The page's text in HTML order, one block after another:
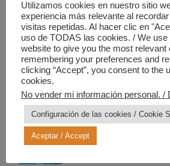
Empresa con evolución
24 noviembre 2019
Entradas más recientes
Verano Iris: ¡Diversión
riesgos a cero!
Utilizamos cookies en nuestro sitio
experiencia más relevante al
visitas repetidas. Al hacer clic en
uso de TODAS las cookies. / We
website to give you the most relevant
remembering your preferences and
clicking “Accept”, you consent to the
cookies.
No vender mi información personal.
Configuración de las cookies / Cookie
Aceptar / Accept